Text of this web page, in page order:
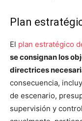
Plan
El plan estratégico
se consignan los
directrices
consecuencia,
de escenario,
supervisión y